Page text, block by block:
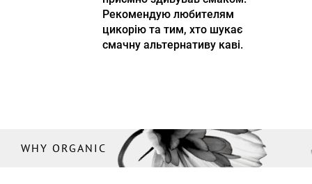
Рекомендую любителям
цикорію та тим, хто шукає
смачну альтернативу каві.
WHY ORGANIC